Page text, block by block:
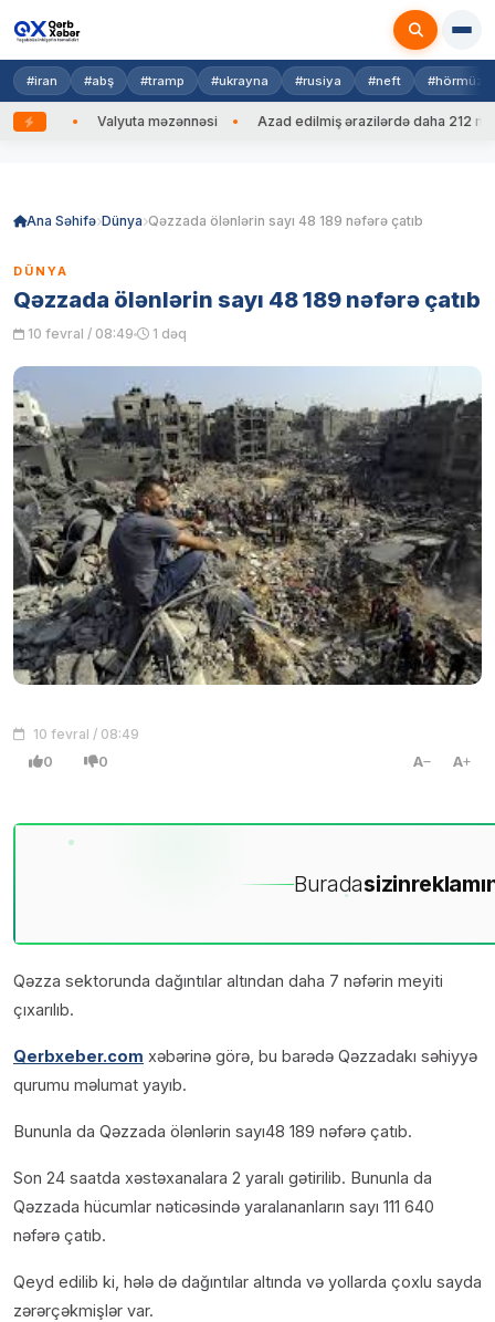
#iran #abş #tramp #ukrayna #rusiya #neft #hörmüz
Valyuta məzənnəsi Azad edilmiş ərazilərdə daha 212 mina,
Ana Səhifə Dünya Qəzzada ölənlərin sayı 48 189 nəfərə çatıb
DÜNYA
Qəzzada ölənlərin sayı 48 189 nəfərə çatıb
10 fevral / 08:49 1 dəq
10 fevral / 08:49
0 0 A A
Buradasizin
Qəzza sektorunda dağıntılar altından daha 7 nəfərin meyiti
çıxarılıb.
Qerbxeber.com xəbərinə görə, bu barədə Qəzzadakı səhiyyə
qurumu məlumat yayıb.
Bununla da Qəzzada ölənlərin sayı48 189 nəfərə çatıb.
Son 24 saatda xəstəxanalara 2 yaralı gətirilib. Bununla da
Qəzzada hücumlar nəticəsində yaralananların sayı 111 640
nəfərə çatıb.
Qeyd edilib ki, hələ də dağıntılar altında və yollarda çoxlu sayda
zərərçəkmişlər var.